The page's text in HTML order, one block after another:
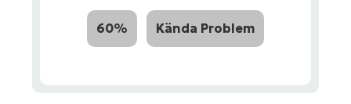
60% Kända Problem